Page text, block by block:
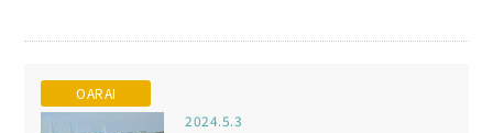
OARAI
2024.5.3